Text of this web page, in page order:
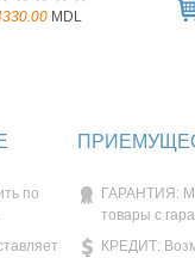
MDL
по
ГАРАНТИЯ:
товары с
КРЕДИТ: